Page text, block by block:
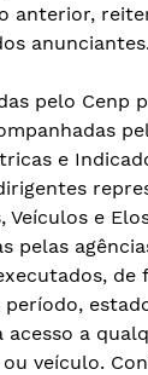
anterior,
anunciantes.
pelo Cenp
e
Veículos e
pelas
de
acesso a
veículo.